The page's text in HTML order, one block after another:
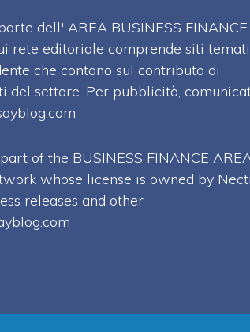
dell' AREA BUSINESS FINANCE
rete editoriale comprende siti
che contano sul contributo di
del settore. Per pubblicità,
of the BUSINESS FINANCE
whose license is owned by
releases and other